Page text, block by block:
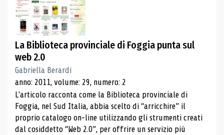
La Biblioteca provinciale di Foggia punta sul
web 2.0
Gabriella Berardi
anno: 2011, volume: 29, numero: 2
L'articolo racconta come la Biblioteca provinciale di
Foggia, nel Sud Italia, abbia scelto di “arricchire” il
proprio catalogo on-line utilizzando gli strumenti creati
dal cosiddetto “Web 2.0”, per offrire un servizio più